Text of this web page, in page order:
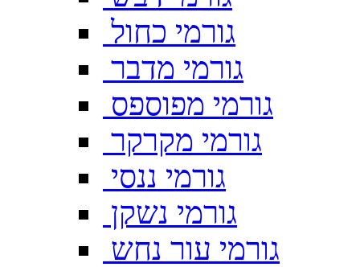
גורמי כחול
גורמי מדבר
גורמי מפוספס
גורמי מקרקר
גורמי ננסי
גורמי נשקן
גורמי עור נחש